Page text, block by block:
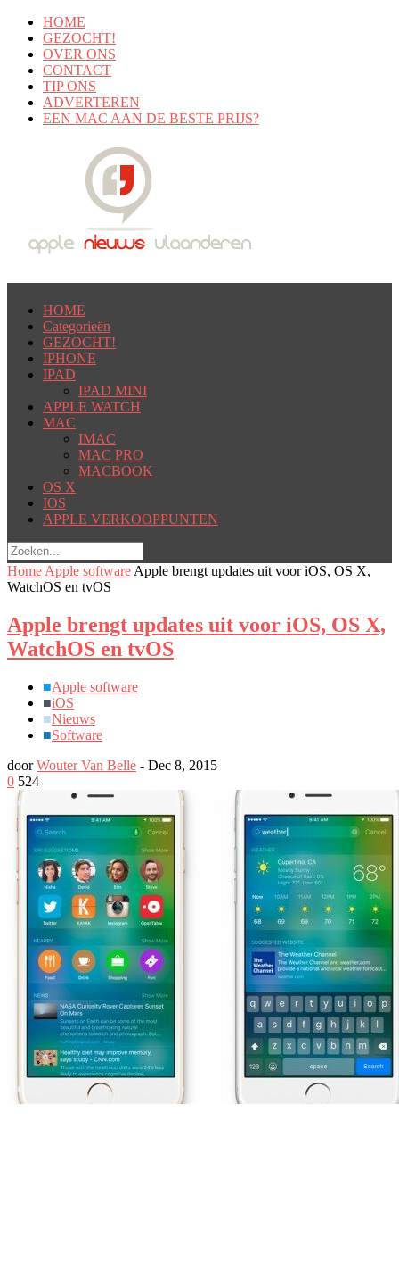
HOME
GEZOCHT!
OVER ONS
CONTACT
TIP ONS
ADVERTEREN
EEN MAC AAN DE BESTE PRIJS?
HOME
Categorieën
GEZOCHT!
IPHONE
IPAD
IPAD MINI
APPLE WATCH
MAC
IMAC
MAC PRO
MACBOOK
OS X
IOS
APPLE VERKOOPPUNTEN
Home Apple software Apple brengt updates uit voor iOS, OS X,
WatchOS en tvOS
Apple brengt updates uit voor iOS, OS X,
WatchOS en tvOS
■Apple software
■iOS
■Nieuws
■Software
doorWouter Van Belle - Dec 8, 2015
0 524